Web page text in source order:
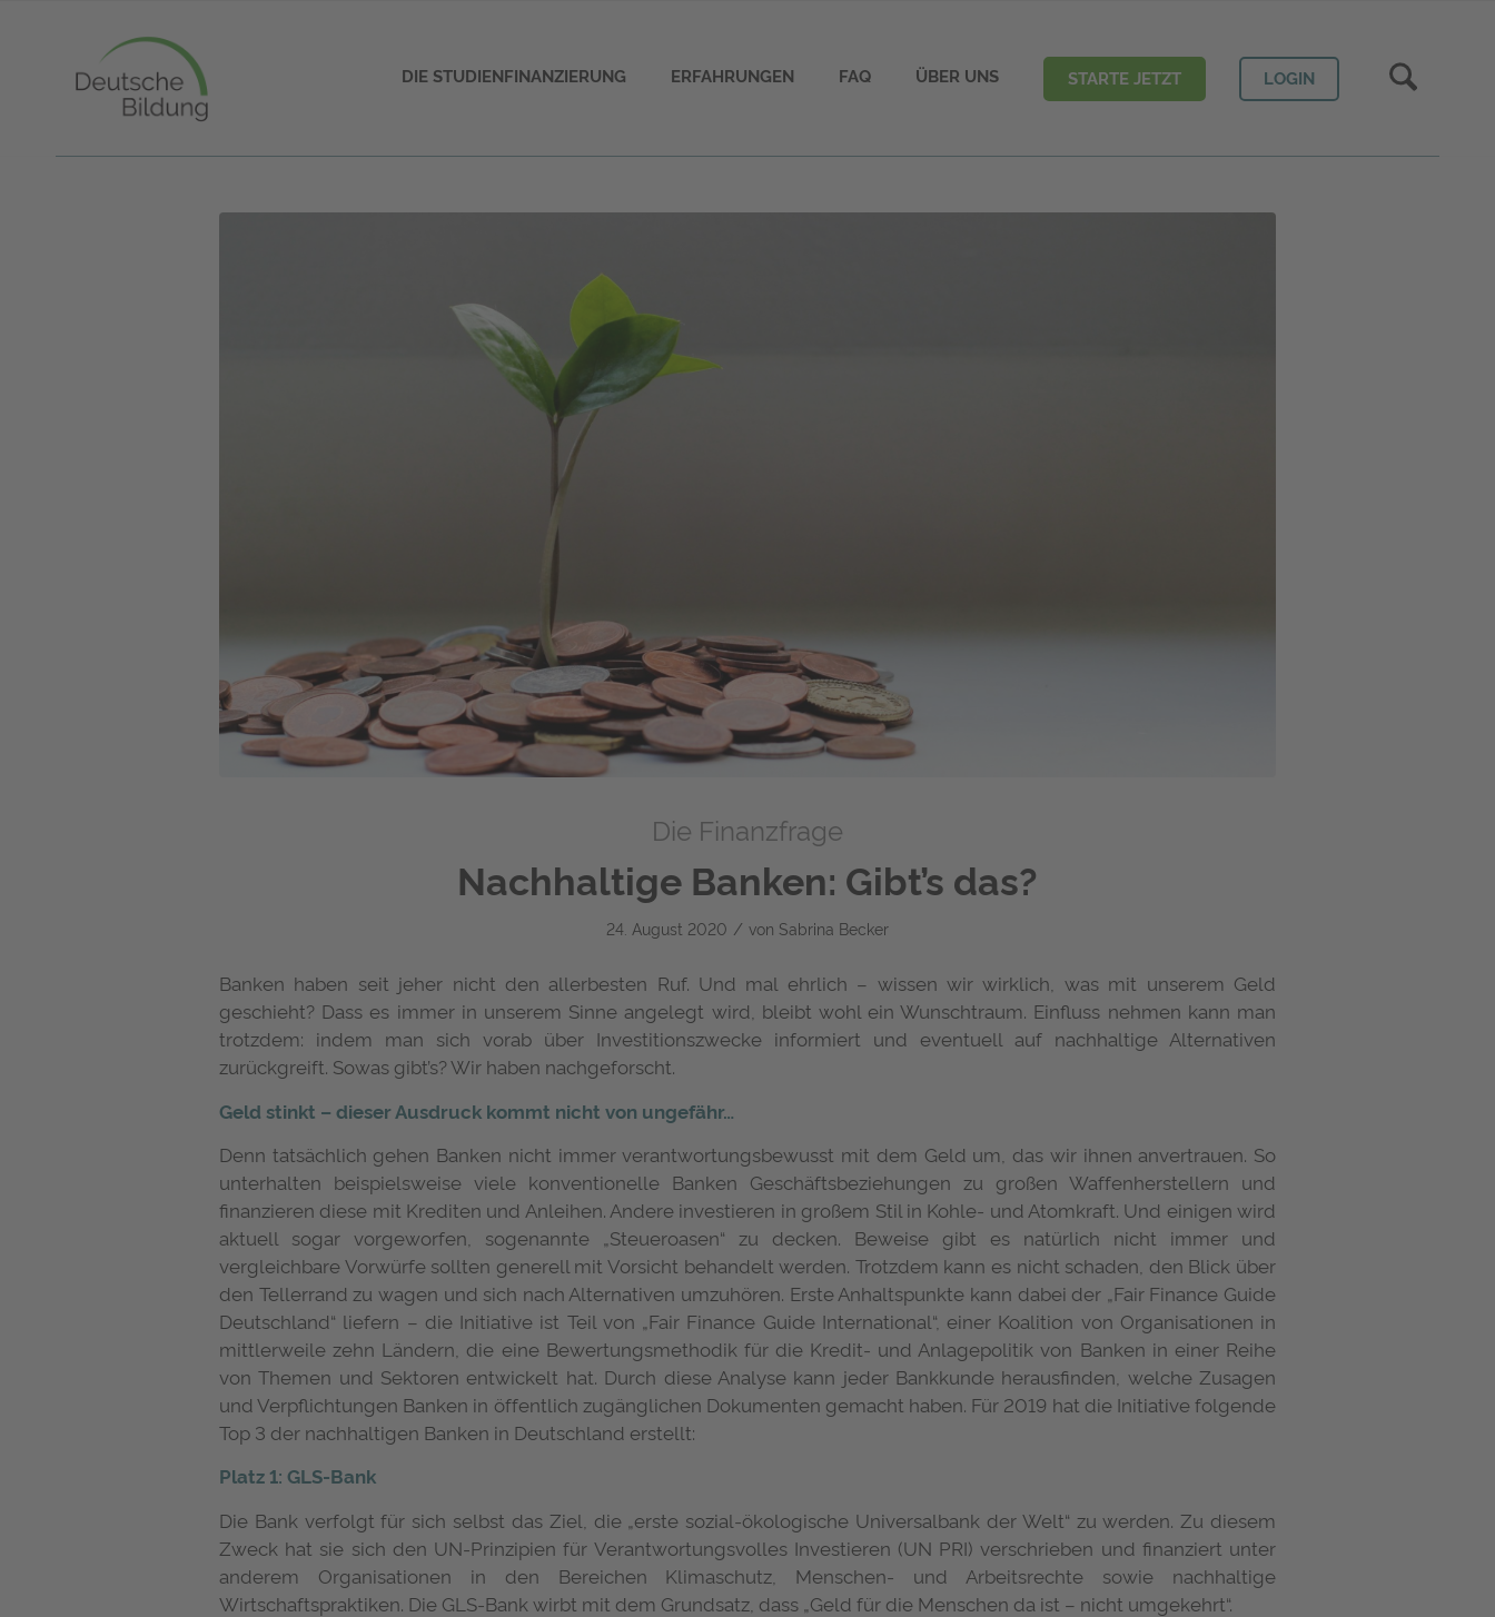
DIE STUDIENFINANZIERUNG ERFAHRUNGEN FAQ ÜBER UNS STARTE JETZT LOGIN
Die Finanzfrage
Nachhaltige Banken: Gibt’s das?
24. August 2020 / von Sabrina Becker
Banken haben seit jeher nicht den allerbesten Ruf. Und mal ehrlich – wissen wir wirklich, was mit unserem Geld
geschieht? Dass es immer in unserem Sinne angelegt wird, bleibt wohl ein Wunschtraum. Einfluss nehmen kann man
trotzdem: indem man sich vorab über Investitionszwecke informiert und eventuell auf nachhaltige Alternativen
zurückgreift. Sowas gibt’s? Wir haben nachgeforscht.
Geld stinkt – dieser Ausdruck kommt nicht von ungefähr…
Denn tatsächlich gehen Banken nicht immer verantwortungsbewusst mit dem Geld um, das wir ihnen anvertrauen. So
unterhalten beispielsweise viele konventionelle Banken Geschäftsbeziehungen zu großen Waffenherstellern und
finanzieren diese mit Krediten und Anleihen. Andere investieren in großem Stil in Kohle- und Atomkraft. Und einigen wird
aktuell sogar vorgeworfen, sogenannte „Steueroasen“ zu decken. Beweise gibt es natürlich nicht immer und
vergleichbare Vorwürfe sollten generell mit Vorsicht behandelt werden. Trotzdem kann es nicht schaden, den Blick über
den Tellerrand zu wagen und sich nach Alternativen umzuhören. Erste Anhaltspunkte kann dabei der „Fair Finance Guide
Deutschland“ liefern – die Initiative ist Teil von „Fair Finance Guide International“, einer Koalition von Organisationen in
mittlerweile zehn Ländern, die eine Bewertungsmethodik für die Kredit- und Anlagepolitik von Banken in einer Reihe
von Themen und Sektoren entwickelt hat. Durch diese Analyse kann jeder Bankkunde herausfinden, welche Zusagen
und Verpflichtungen Banken in öffentlich zugänglichen Dokumenten gemacht haben. Für 2019 hat die Initiative folgende
Top 3 der nachhaltigen Banken in Deutschland erstellt:
Platz 1: GLS-Bank
Die Bank verfolgt für sich selbst das Ziel, die „erste sozial-ökologische Universalbank der Welt“ zu werden. Zu diesem
Zweck hat sie sich den UN-Prinzipien für Verantwortungsvolles Investieren (UN PRI) verschrieben und finanziert unter
anderem Organisationen in den Bereichen Klimaschutz, Menschen- und Arbeitsrechte sowie nachhaltige
Wirtschaftspraktiken. Die GLS-Bank wirbt mit dem Grundsatz, dass „Geld für die Menschen da ist – nicht umgekehrt“.